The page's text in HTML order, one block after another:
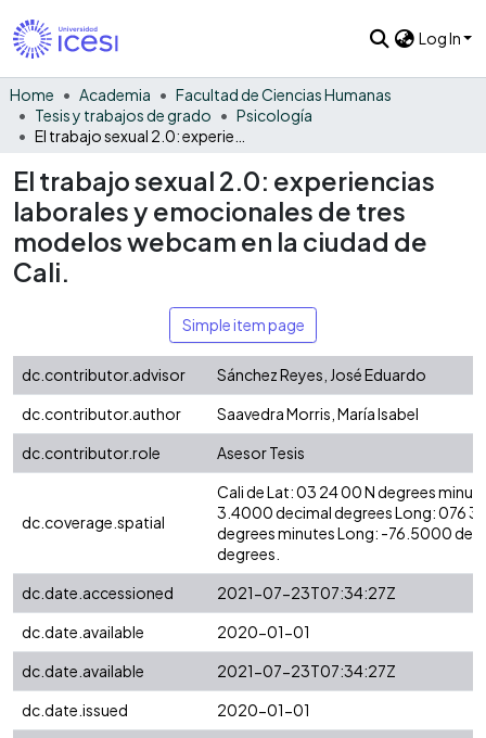
Log In
Home Academia
Facultad de Ciencias Humanas
Tesis y trabajos de grado
Psicología
El trabajo sexual 2.0: experiencias
laborales y emocionales de tres
modelos webcam en la ciudad de
Cali.
Simple item page
dc.contributor.advisor
Sánchez Reyes, José Eduardo
dc.contributor.author
Saavedra Morris, María Isabel
dc.contributor.role
Asesor Tesis
dc.coverage.spatial
Cali de Lat: 03 24 00 N degrees
3.4000 decimal degrees Long: 076
degrees minutes Long: -76.5000
degrees.
dc.date.accessioned
2021-07-23T07:34:27Z
dc.date.available
2020-01-01
dc.date.available
2021-07-23T07:34:27Z
dc.date.issued
2020-01-01